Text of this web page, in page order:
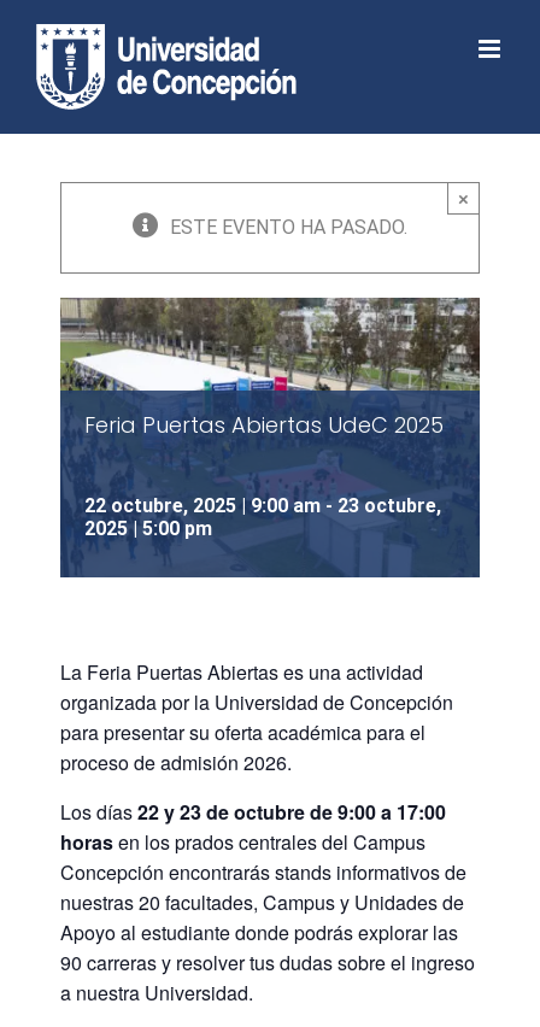
Abrir barra de herramientas
content
×
ESTE EVENTO HA PASADO.
Feria Puertas Abiertas UdeC 2025
22 octubre, 2025 | 9:00 am - 23 octubre,
2025 | 5:00 pm
La Feria Puertas Abiertas es una actividad
organizada por la Universidad de Concepción
para presentar su oferta académica para el
proceso de admisión 2026.
Los días22 y 23 de octubre de 9:00 a 17:00
horasen los prados centrales del Campus
Concepción encontrarás stands informativos de
nuestras 20 facultades, Campus y Unidades de
Apoyo al estudiante donde podrás explorar las
90 carreras y resolver tus dudas sobre el ingreso
a nuestra Universidad.